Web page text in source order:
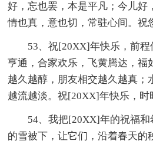
好，忘也罢，本是平凡；今儿好
情也真，意也切，常驻心间。祝
53、祝[20XX]年快乐，前
亨通，合家欢乐，飞黄腾达，福
越久越醇，朋友相交越久越真；
越流越淡。祝[20XX]年快乐，时
54、我把[20XX]年的祝福
的雪被下，让它们，沿着春天的